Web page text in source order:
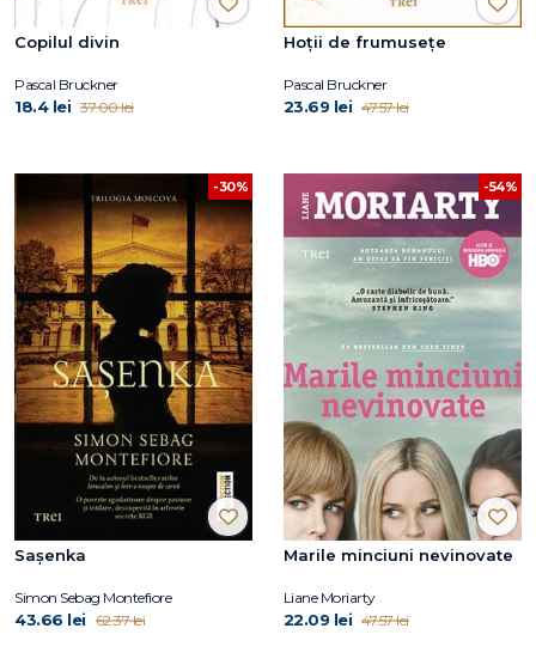
Copilul divin
Pascal Bruckner
18.4 lei 37.00 lei
Hoţii de frumuseţe
Pascal Bruckner
23.69 lei 47.57 lei
-30%
Saşenka
Simon Sebag Montefiore
43.66 lei 62.37 lei
-54%
Marile minciuni nevinovate
Liane Moriarty
22.09 lei 47.57 lei